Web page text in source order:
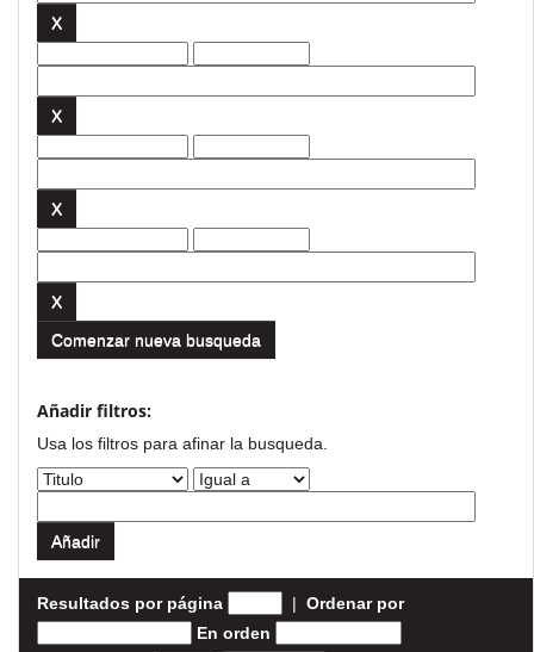
Comenzar nueva busqueda
Añadir filtros:
Usa los filtros para afinar la busqueda.
Resultados por página | Ordenar por
En orden